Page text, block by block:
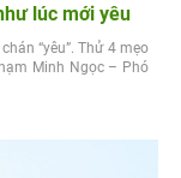
lúc mới yêu
“yêu”. Thử 4 mẹo
Minh Ngọc – Phó